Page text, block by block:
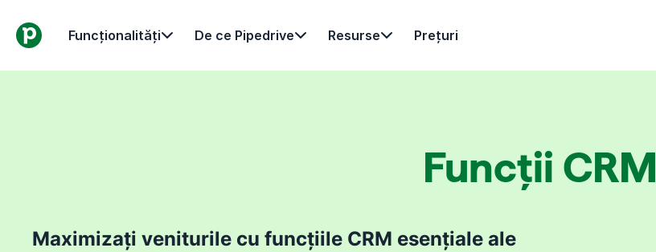
Funcționalități De ce Pipedrive Resurse Prețuri
Funcții CRM
Maximizați veniturile cu funcțiile CRM esențiale ale